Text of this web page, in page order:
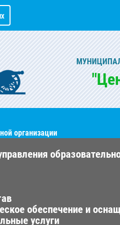
организации
обеспечение и
услуги